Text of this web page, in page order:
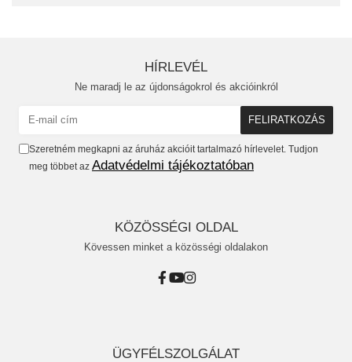
HÍRLEVÉL
Ne maradj le az újdonságokrol és akcióinkról
Szeretném megkapni az áruház akcióit tartalmazó hírlevelet. Tudjon
meg többet az Adatvédelmi tájékoztatóban
KÖZÖSSÉGI OLDAL
Kövessen minket a közösségi oldalakon
ÜGYFÉLSZOLGÁLAT